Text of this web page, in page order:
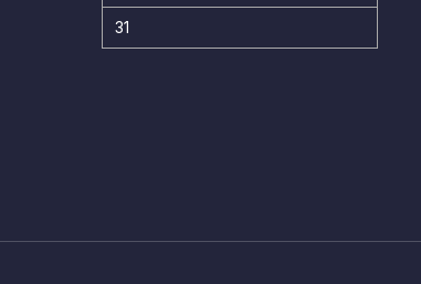
31